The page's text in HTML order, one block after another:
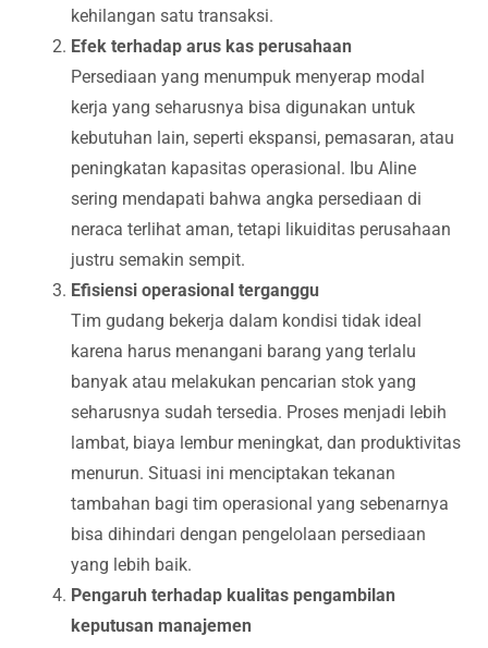
kehilangan satu transaksi.
Efek terhadap arus kas perusahaan
Persediaan yang menumpuk menyerap modal
kerja yang seharusnya bisa digunakan untuk
kebutuhan lain, seperti ekspansi, pemasaran, atau
peningkatan kapasitas operasional. Ibu Aline
sering mendapati bahwa angka persediaan di
neraca terlihat aman, tetapi likuiditas perusahaan
justru semakin sempit.
Efisiensi operasional terganggu
Tim gudang bekerja dalam kondisi tidak ideal
karena harus menangani barang yang terlalu
banyak atau melakukan pencarian stok yang
seharusnya sudah tersedia. Proses menjadi lebih
lambat, biaya lembur meningkat, dan produktivitas
menurun. Situasi ini menciptakan tekanan
tambahan bagi tim operasional yang sebenarnya
bisa dihindari dengan pengelolaan persediaan
yang lebih baik.
Pengaruh terhadap kualitas pengambilan
keputusan manajemen